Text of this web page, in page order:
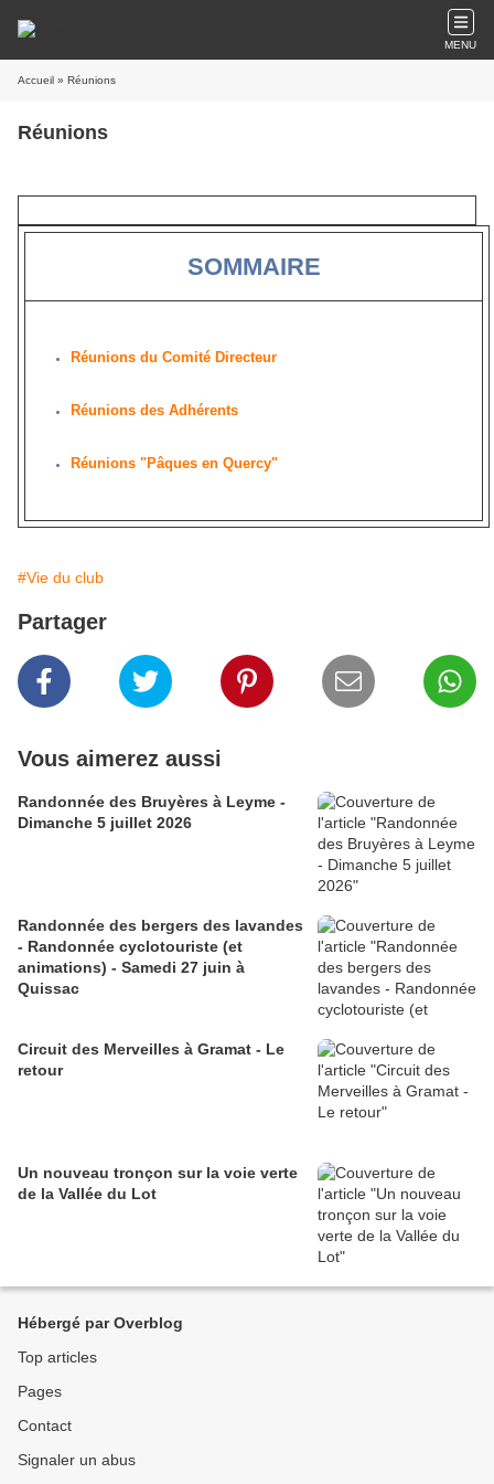
MENU
Accueil » Réunions
Réunions
SOMMAIRE
Réunions du Comité Directeur
Réunions des Adhérents
Réunions "Pâques en Quercy"
#Vie du club
Partager
Vous aimerez aussi
Randonnée des Bruyères à Leyme -
Dimanche 5 juillet 2026
Randonnée des bergers des lavandes
- Randonnée cyclotouriste (et
animations) - Samedi 27 juin à
Quissac
Circuit des Merveilles à Gramat - Le
retour
Un nouveau tronçon sur la voie verte
de la Vallée du Lot
Hébergé par Overblog
Top articles
Pages
Contact
Signaler un abus